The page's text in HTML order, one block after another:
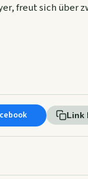
freut sich über
Link